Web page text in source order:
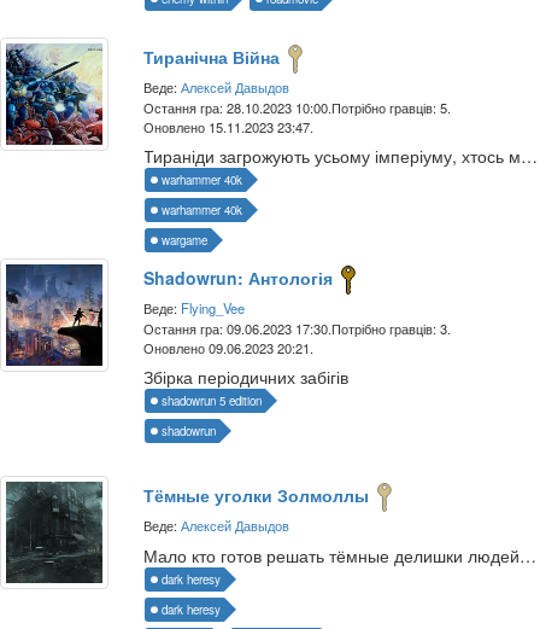
Тиранічна Війна
Веде:Алексей Давыдов
Остання гра: 28.10.2023 10:00.Потрібно гравців: 5.
Оновлено 15.11.2023 23:47.
Тираніди загрожують усьому імперіуму, хтось має це зупинити!
warhammer 40k
warhammer 40k
wargame
Shadowrun: Антологія
Веде: Flying_Vee
Остання гра: 09.06.2023 17:30.Потрібно гравців: 3.
Оновлено 09.06.2023 20:21.
Збірка періодичних забігів
shadowrun 5 edition
shadowrun
Тёмные уголки Золмоллы
Веде:Алексей Давыдов
Мало кто готов решать тёмные делишки людей сверху...
dark heresy
dark heresy